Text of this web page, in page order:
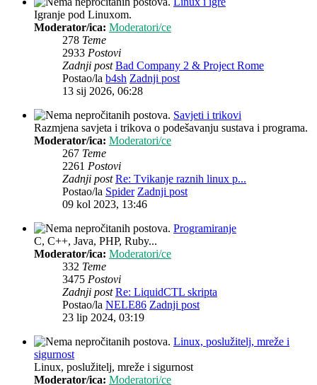
Igranje pod Linuxom.
Moderator/ica: Moderatori/ce
278 Teme
2933 Postovi
Zadnji post Bad Company 2 & Project Rome
Postao/la b4sh Zadnji post
13 sij 2026, 06:28
Savjeti i trikovi
Razmjena savjeta i trikova o podešavanju sustava i programa.
Moderator/ica: Moderatori/ce
267 Teme
2261 Postovi
Zadnji post Re: Tvikanje raznih linux p...
Postao/la Spider Zadnji post
09 kol 2023, 13:46
Programiranje
C, C++, Java, PHP, Ruby...
Moderator/ica: Moderatori/ce
332 Teme
3475 Postovi
Zadnji post Re: LiquidCTL skripta
Postao/la NELE86 Zadnji post
23 lip 2024, 03:19
Linux, poslužitelj, mreže i
sigurnost
Linux, poslužitelj, mreže i sigurnost
Moderator/ica: Moderatori/ce